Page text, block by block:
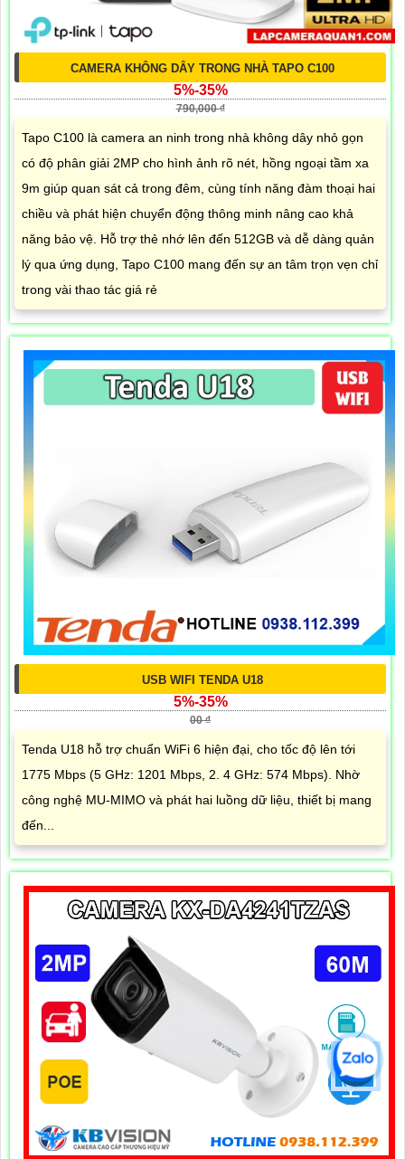
CAMERA KHÔNG DÂY TRONG NHÀ TAPO C100
5%-35%
790,000 ₫
Tapo C100 là camera an ninh trong nhà không dây nhỏ gọn
có độ phân giải 2MP cho hình ảnh rõ nét, hồng ngoại tầm xa
9m giúp quan sát cả trong đêm, cùng tính năng đàm thoại hai
chiều và phát hiện chuyển động thông minh nâng cao khả
năng bảo vệ. Hỗ trợ thẻ nhớ lên đến 512GB và dễ dàng quản
lý qua ứng dụng, Tapo C100 mang đến sự an tâm trọn vẹn chỉ
trong vài thao tác giá rẻ
USB WIFI TENDA U18
5%-35%
00 ₫
Tenda U18 hỗ trợ chuẩn WiFi 6 hiện đại, cho tốc độ lên tới
1775 Mbps (5 GHz: 1201 Mbps, 2. 4 GHz: 574 Mbps). Nhờ
công nghệ MU-MIMO và phát hai luồng dữ liệu, thiết bị mang
đến...